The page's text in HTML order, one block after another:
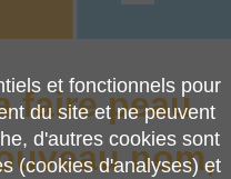
et fonctionnels pour
du site et ne peuvent
d'autres cookies sont
(cookies d'analyses) et
faire peau
nom,